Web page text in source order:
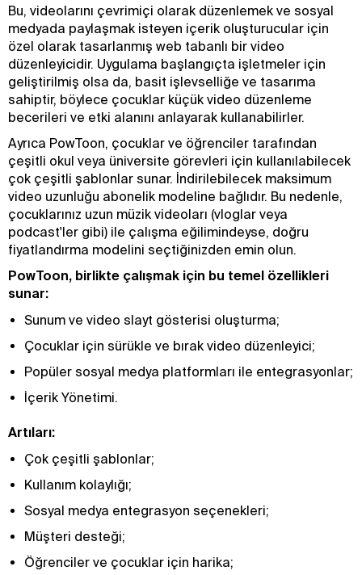
Bu, videolarını çevrimiçi olarak düzenlemek ve sosyal
medyada paylaşmak isteyen içerik oluşturucular için
özel olarak tasarlanmış web tabanlı bir video
düzenleyicidir. Uygulama başlangıçta işletmeler için
geliştirilmiş olsa da, basit işlevselliğe ve tasarıma
sahiptir, böylece çocuklar küçük video düzenleme
becerileri ve etki alanını anlayarak kullanabilirler.
Ayrıca PowToon, çocuklar ve öğrenciler tarafından
çeşitli okul veya üniversite görevleri için kullanılabilecek
çok çeşitli şablonlar sunar. İndirilebilecek maksimum
video uzunluğu abonelik modeline bağlıdır. Bu nedenle,
çocuklarınız uzun müzik videoları (vloglar veya
podcast'ler gibi) ile çalışma eğilimindeyse, doğru
fiyatlandırma modelini seçtiğinizden emin olun.
PowToon, birlikte çalışmak için bu temel özellikleri
sunar:
Sunum ve video slayt gösterisi oluşturma;
Çocuklar için sürükle ve bırak video düzenleyici;
Popüler sosyal medya platformları ile entegrasyonlar;
İçerik Yönetimi.
Artıları:
Çok çeşitli şablonlar;
Kullanım kolaylığı;
Sosyal medya entegrasyon seçenekleri;
Müşteri desteği;
Öğrenciler ve çocuklar için harika;